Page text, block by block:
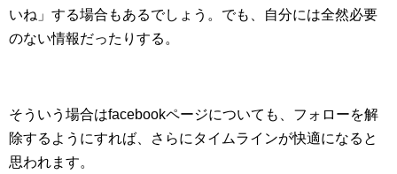
いね」する場合もあるでしょう。でも、自分には全然必要
のない情報だったりする。
そういう場合はfacebookページについても、フォローを解
除するようにすれば、さらにタイムラインが快適になると
思われます。